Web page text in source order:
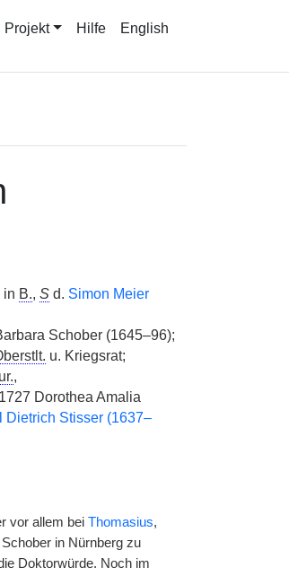
Projekt Hilfe English
in B., Sd. Simon Meier
Schober (1645–96);
u. Kriegsrat;
,
Dorothea Amalia
Dietrich Stisser (1637–
vor allem bei Thomasius,
in Nürnberg zu
Doktorwürde. Noch im